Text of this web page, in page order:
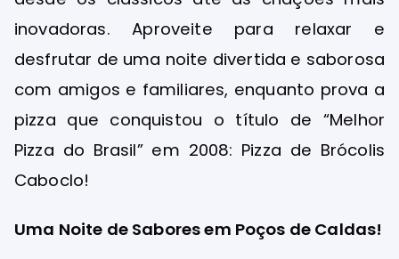
inovadoras. Aproveite para relaxar e
desfrutar de uma noite divertida e saborosa
com amigos e familiares, enquanto prova a
pizza que conquistou o título de “Melhor
Pizza do Brasil” em 2008: Pizza de Brócolis
Caboclo!
Uma Noite de Sabores em Poços de Caldas!